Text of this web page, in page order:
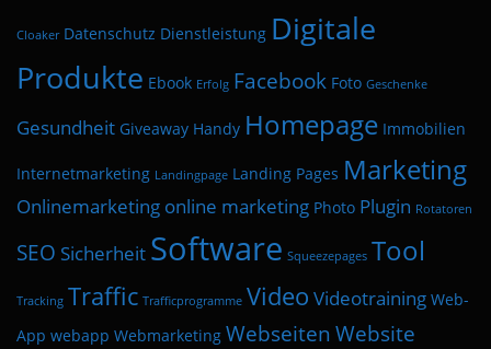
Cloaker Datenschutz Dienstleistung Digitale
Produkte Ebook Erfolg Facebook Foto Geschenke
Gesundheit Giveaway Handy Homepage Immobilien
Internetmarketing Landingpage Landing Pages Marketing
Onlinemarketing online marketing Photo Plugin Rotatoren
SEO Sicherheit Software Squeezepages Tool
Tracking Traffic Trafficprogramme Video Videotraining Web-
App webapp Webmarketing Webseiten Website